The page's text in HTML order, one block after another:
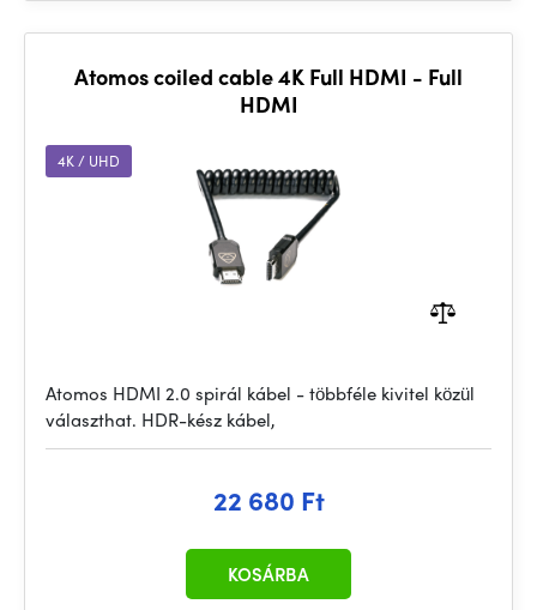
Atomos coiled cable 4K Full HDMI - Full
HDMI
4K / UHD
Atomos HDMI 2.0 spirál kábel - többféle kivitel közül
választhat. HDR-kész kábel,
22 680 Ft
KOSÁRBA